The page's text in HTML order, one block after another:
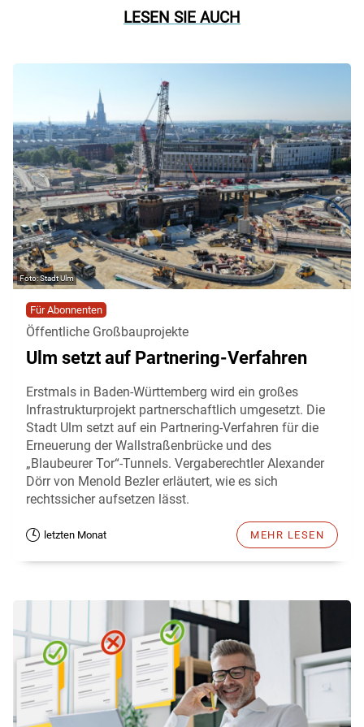
LESEN SIE AUCH
Stadt Ulm
Für Abonnenten
Öffentliche Großbauprojekte
Ulm setzt auf Partnering-Verfahren
Erstmals in Baden-Württemberg wird ein großes
Infrastrukturprojekt partnerschaftlich umgesetzt. Die
Stadt Ulm setzt auf ein Partnering-Verfahren für die
Erneuerung der Wallstraßenbrücke und des
„Blaubeurer Tor“-Tunnels. Vergaberechtler Alexander
Dörr von Menold Bezler erläutert, wie es sich
rechtssicher aufsetzen lässt.
letzten Monat MEHR LESEN